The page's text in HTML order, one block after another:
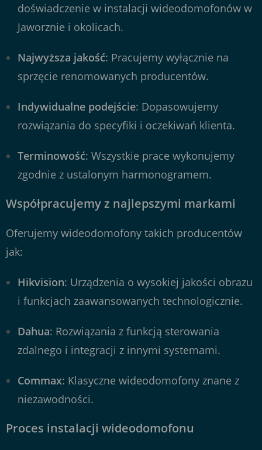
doświadczenie w instalacji wideodomofonów w
Jaworznie i okolicach.
Najwyższa jakość: Pracujemy wyłącznie na
sprzęcie renomowanych producentów.
Indywidualne podejście: Dopasowujemy
rozwiązania do specyfiki i oczekiwań klienta.
Terminowość: Wszystkie prace wykonujemy
zgodnie z ustalonym harmonogramem.
Współpracujemy z najlepszymi markami
Oferujemy wideodomofony takich producentów
jak:
Hikvision: Urządzenia o wysokiej jakości obrazu
i funkcjach zaawansowanych technologicznie.
Dahua: Rozwiązania z funkcją sterowania
zdalnego i integracji z innymi systemami.
Commax: Klasyczne wideodomofony znane z
niezawodności.
Proces instalacji wideodomofonu